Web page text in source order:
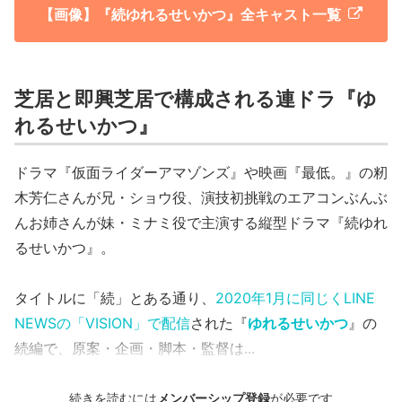
【画像】『続ゆれるせいかつ』全キャスト一覧
芝居と即興芝居で構成される連ドラ『ゆ
れるせいかつ』
ドラマ『仮面ライダーアマゾンズ』や映画『最低。』の籾
木芳仁さんが兄・ショウ役、演技初挑戦のエアコンぶんぶ
んお姉さんが妹・ミナミ役で主演する縦型ドラマ『続ゆれ
るせいかつ』。
タイトルに「続」とある通り、 2020年1月に同じくLINE
NEWSの「VISION」で配信された『ゆれるせいかつ』の
続編で、原案・企画・脚本・監督は...
続きを読むには メンバーシップ登録が必要です